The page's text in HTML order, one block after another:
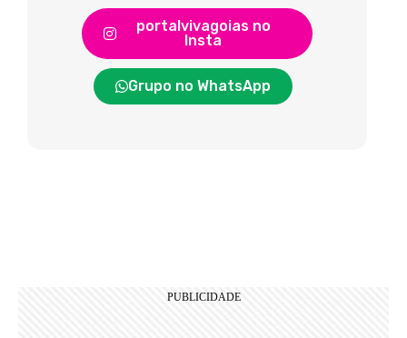
portalvivagoias no
Insta
Grupo no WhatsApp